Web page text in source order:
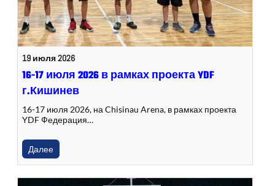
19 июля 2026
16-17 июля 2026 в рамках проекта YDF
г.Кишинев
16-17 июля 2026, на Chisinau Arena, в рамках проекта
YDF Федерация…
Далее